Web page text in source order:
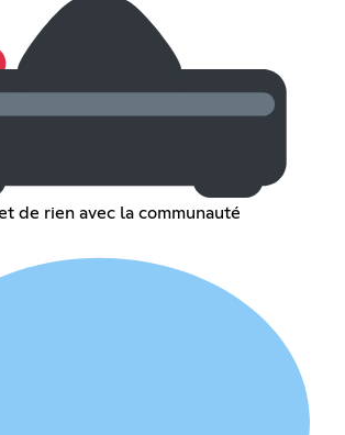
de rien avec la communauté